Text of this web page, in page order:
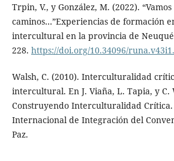
Trpin, V., y González, M. (2022).
caminos…”Experiencias de formación
intercultural en la provincia de
228. https://doi.org/10.34096/
Walsh, C. (2010). Interculturalidad
intercultural. En J. Viaña, L. Tapia, y C.
Construyendo Interculturalidad
Internacional de Integración del
Paz.